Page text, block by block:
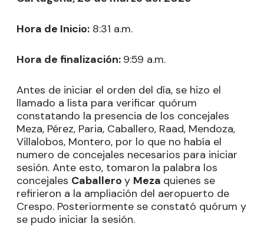
Hora de Inicio: 8:31 a.m.
Hora de finalización: 9:59 a.m.
Antes de iniciar el orden del día, se hizo el
llamado a lista para verificar quórum
constatando la presencia de los concejales
Meza, Pérez, Paria, Caballero, Raad, Mendoza,
Villalobos, Montero, por lo que no había el
numero de concejales necesarios para iniciar
sesión. Ante esto, tomaron la palabra los
concejales Caballero y Meza quienes se
refirieron a la ampliación del aeropuerto de
Crespo. Posteriormente se constató quórum y
se pudo iniciar la sesión.